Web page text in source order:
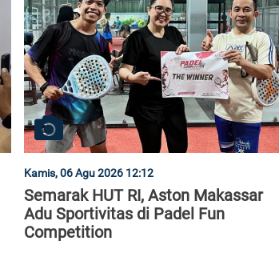
Kamis, 06 Agu 2026 12:12
Semarak HUT RI, Aston Makassar
Adu Sportivitas di Padel Fun
Competition